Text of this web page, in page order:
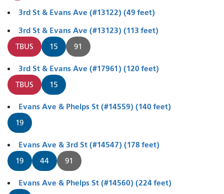
3rd St & Evans Ave (#13122) (49 feet)
3rd St & Evans Ave (#13123) (113 feet)
TBUS 15 91
3rd St & Evans Ave (#17961) (120 feet)
TBUS 15
Evans Ave & Phelps St (#14559) (140 feet)
19
Evans Ave & 3rd St (#14547) (178 feet)
19 44 91
Evans Ave & Phelps St (#14560) (224 feet)